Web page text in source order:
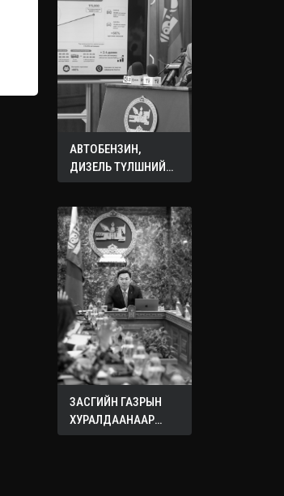
АВТОБЕНЗИН,
ДИЗЕЛЬ ТҮЛШНИЙ
ОНЦГОЙ АЛБАН
ЗАСГИЙН ГАЗРЫН
ХУРАЛДААНААР
ХЭЛЭЛЦЭЖ БУЙ